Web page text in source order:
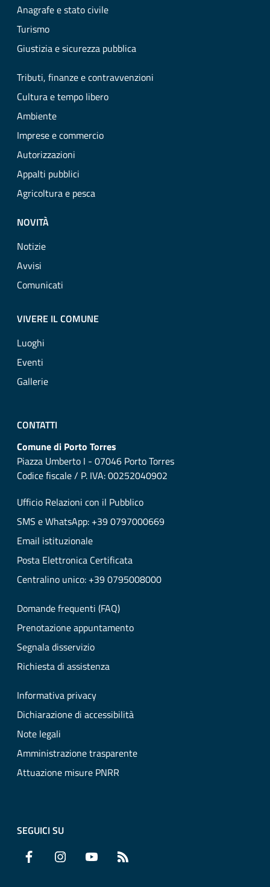
Anagrafe e stato civile
Turismo
Giustizia e sicurezza pubblica
Tributi, finanze e contravvenzioni
Cultura e tempo libero
Ambiente
Imprese e commercio
Autorizzazioni
Appalti pubblici
Agricoltura e pesca
NOVITÀ
Notizie
Avvisi
Comunicati
VIVERE IL COMUNE
Luoghi
Eventi
Gallerie
CONTATTI
Comune di Porto Torres
Piazza Umberto I - 07046 Porto Torres
Codice fiscale / P. IVA: 00252040902
Ufficio Relazioni con il Pubblico
SMS e WhatsApp: +39 0797000669
Email istituzionale
Posta Elettronica Certificata
Centralino unico: +39 0795008000
Domande frequenti (FAQ)
Prenotazione appuntamento
Segnala disservizio
Richiesta di assistenza
Informativa privacy
Dichiarazione di accessibilità
Note legali
Amministrazione trasparente
Attuazione misure PNRR
SEGUICI SU
Facebook Instagram YouTube